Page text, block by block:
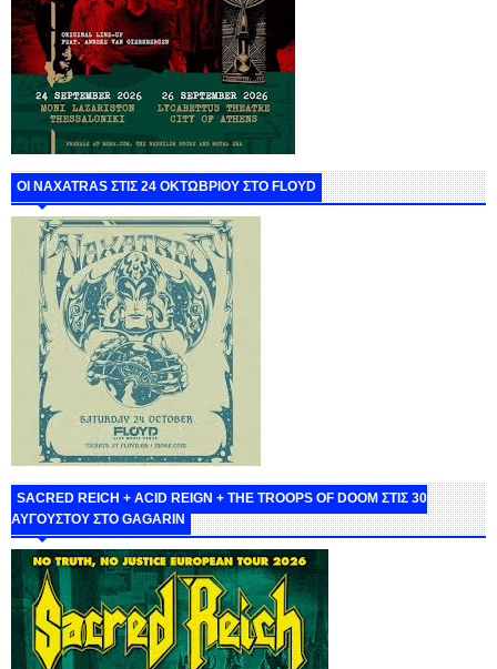
ΟΙ NAXATRAS ΣΤΙΣ 24 ΟΚΤΩΒΡΙΟΥ ΣΤΟ FLOYD
SACRED REICH + ACID REIGN + THE TROOPS OF DOOM ΣΤΙΣ 30
ΑΥΓΟΥΣΤΟΥ ΣΤΟ GAGARIN